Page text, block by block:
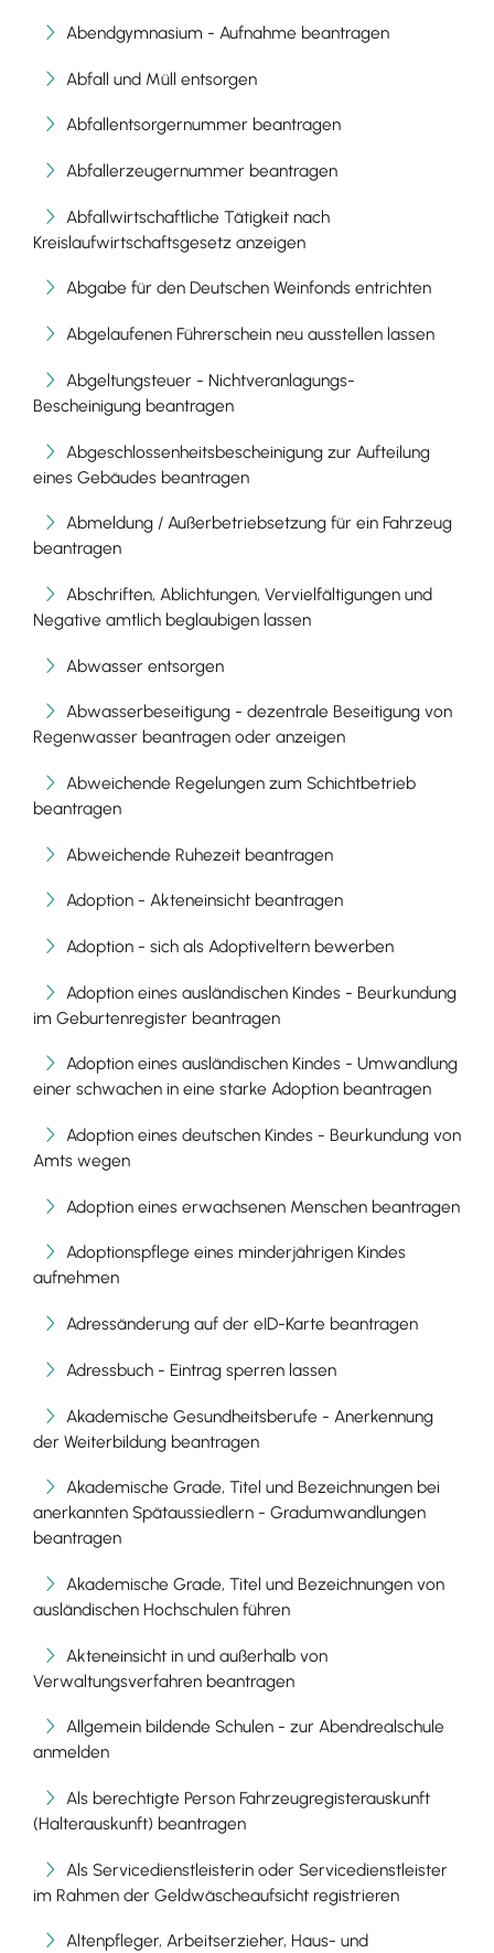
Abendgymnasium - Aufnahme beantragen
Abfall und Müll entsorgen
Abfallentsorgernummer beantragen
Abfallerzeugernummer beantragen
Abfallwirtschaftliche Tätigkeit nach
Kreislaufwirtschaftsgesetz anzeigen
Abgabe für den Deutschen Weinfonds entrichten
Abgelaufenen Führerschein neu ausstellen lassen
Abgeltungsteuer - Nichtveranlagungs-
Bescheinigung beantragen
Abgeschlossenheitsbescheinigung zur Aufteilung
eines Gebäudes beantragen
Abmeldung / Außerbetriebsetzung für ein Fahrzeug
beantragen
Abschriften, Ablichtungen, Vervielfältigungen und
Negative amtlich beglaubigen lassen
Abwasser entsorgen
Abwasserbeseitigung - dezentrale Beseitigung von
Regenwasser beantragen oder anzeigen
Abweichende Regelungen zum Schichtbetrieb
beantragen
Abweichende Ruhezeit beantragen
Adoption - Akteneinsicht beantragen
Adoption - sich als Adoptiveltern bewerben
Adoption eines ausländischen Kindes - Beurkundung
im Geburtenregister beantragen
Adoption eines ausländischen Kindes - Umwandlung
einer schwachen in eine starke Adoption beantragen
Adoption eines deutschen Kindes - Beurkundung von
Amts wegen
Adoption eines erwachsenen Menschen beantragen
Adoptionspflege eines minderjährigen Kindes
aufnehmen
Adressänderung auf der eID-Karte beantragen
Adressbuch - Eintrag sperren lassen
Akademische Gesundheitsberufe - Anerkennung
der Weiterbildung beantragen
Akademische Grade, Titel und Bezeichnungen bei
anerkannten Spätaussiedlern - Gradumwandlungen
beantragen
Akademische Grade, Titel und Bezeichnungen von
ausländischen Hochschulen führen
Akteneinsicht in und außerhalb von
Verwaltungsverfahren beantragen
Allgemein bildende Schulen - zur Abendrealschule
anmelden
Als berechtigte Person Fahrzeugregisterauskunft
(Halterauskunft) beantragen
Als Servicedienstleisterin oder Servicedienstleister
im Rahmen der Geldwäscheaufsicht registrieren
Altenpfleger, Arbeitserzieher, Haus- und